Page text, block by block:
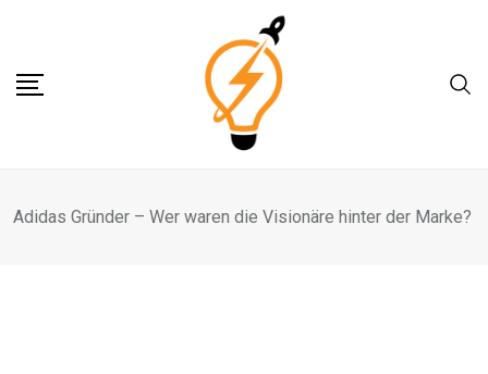
content
Adidas Gründer – Wer waren die Visionäre hinter der Marke?